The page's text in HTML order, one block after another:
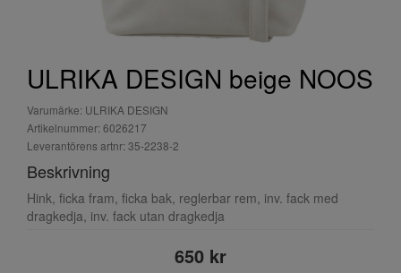
ULRIKA DESIGN beige NOOS
Varumärke: ULRIKA DESIGN
Artikelnummer: 6026217
Leverantörens artnr: 35-2238-2
Beskrivning
Hink, ficka fram, ficka bak, reglerbar rem, inv. fack med
dragkedja, inv. fack utan dragkedja
650 kr